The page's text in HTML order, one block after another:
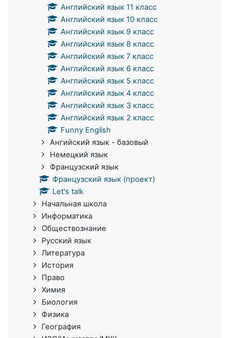
Английский язык 11 класс
Английский язык 10 класс
Английский язык 9 класс
Английский язык 8 класс
Английский язык 7 класс
Английский язык 6 класс
Английский язык 5 класс
Английский язык 4 класс
Английский язык 3 класс
Английский язык 2 класс
Funny English
Ангийский язык - базовый
Немецкий язык
Французский язык
Французский язык (проект)
Let's talk
Начальная школа
Информатика
Обществознание
Русский язык
Литература
История
Право
Химия
Биология
Физика
География